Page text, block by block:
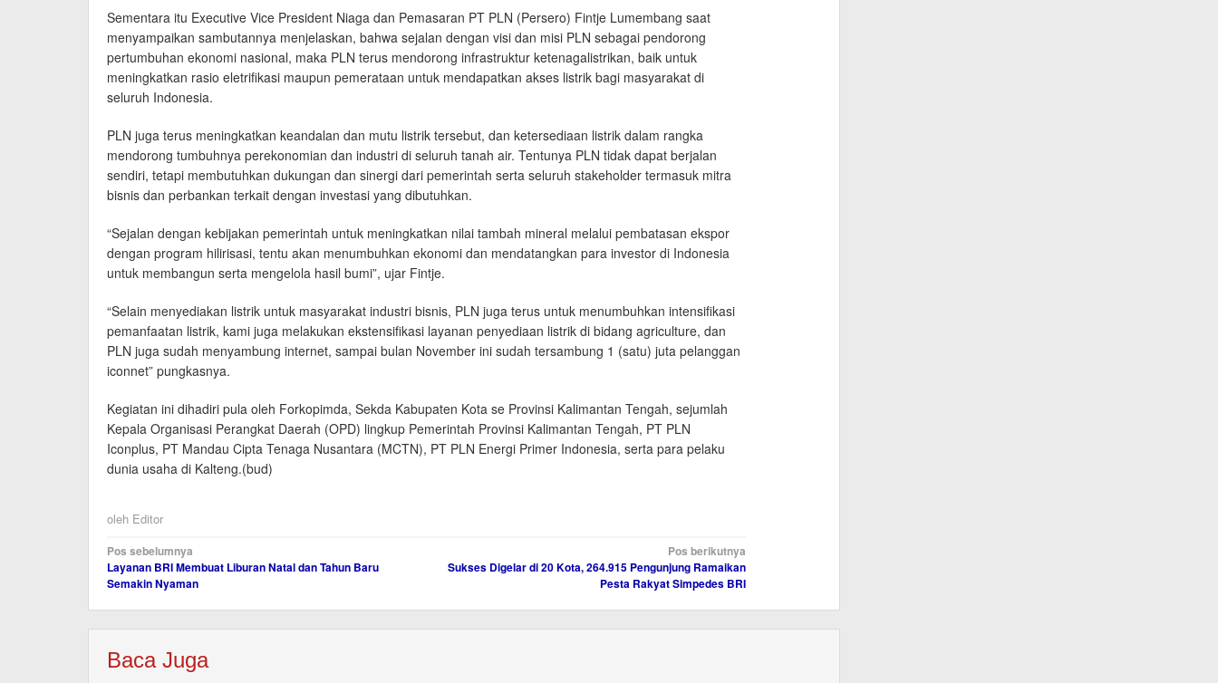
Sementara itu Executive Vice President Niaga dan Pemasaran PT PLN (Persero) Fintje Lumembang saat
menyampaikan sambutannya menjelaskan, bahwa sejalan dengan visi dan misi PLN sebagai pendorong
pertumbuhan ekonomi nasional, maka PLN terus mendorong infrastruktur ketenagalistrikan, baik untuk
meningkatkan rasio eletrifikasi maupun pemerataan untuk mendapatkan akses listrik bagi masyarakat di
seluruh Indonesia.
PLN juga terus meningkatkan keandalan dan mutu listrik tersebut, dan ketersediaan listrik dalam rangka
mendorong tumbuhnya perekonomian dan industri di seluruh tanah air. Tentunya PLN tidak dapat berjalan
sendiri, tetapi membutuhkan dukungan dan sinergi dari pemerintah serta seluruh stakeholder termasuk mitra
bisnis dan perbankan terkait dengan investasi yang dibutuhkan.
“Sejalan dengan kebijakan pemerintah untuk meningkatkan nilai tambah mineral melalui pembatasan ekspor
dengan program hilirisasi, tentu akan menumbuhkan ekonomi dan mendatangkan para investor di Indonesia
untuk membangun serta mengelola hasil bumi”, ujar Fintje.
“Selain menyediakan listrik untuk masyarakat industri bisnis, PLN juga terus untuk menumbuhkan intensifikasi
pemanfaatan listrik, kami juga melakukan ekstensifikasi layanan penyediaan listrik di bidang agriculture, dan
PLN juga sudah menyambung internet, sampai bulan November ini sudah tersambung 1 (satu) juta pelanggan
iconnet” pungkasnya.
Kegiatan ini dihadiri pula oleh Forkopimda, Sekda Kabupaten Kota se Provinsi Kalimantan Tengah, sejumlah
Kepala Organisasi Perangkat Daerah (OPD) lingkup Pemerintah Provinsi Kalimantan Tengah, PT PLN
Iconplus, PT Mandau Cipta Tenaga Nusantara (MCTN), PT PLN Energi Primer Indonesia, serta para pelaku
dunia usaha di Kalteng.(bud)
oleh Editor
Navigasi
pos
Pos sebelumnya
Layanan BRI Membuat Liburan Natal dan Tahun Baru
Semakin Nyaman
Pos berikutnya
Sukses Digelar di 20 Kota, 264.915 Pengunjung Ramaikan
Pesta Rakyat Simpedes BRI
Baca Juga